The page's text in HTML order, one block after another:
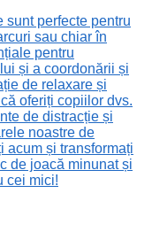
sunt perfecte pentru
sau chiar în
pentru
și a coordonării și
de relaxare și
oferiți copiilor dvs.
de distracție și
noastre de
acum și transformați
de joacă minunat și
cei mici!